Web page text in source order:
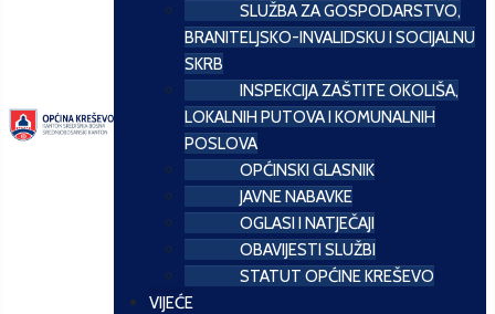
SLUŽBA ZA GOSPODARSTVO,
BRANITELJSKO-INVALIDSKU I SOCIJALNU
SKRB
INSPEKCIJA ZAŠTITE OKOLIŠA,
LOKALNIH PUTOVA I KOMUNALNIH
POSLOVA
OPĆINSKI GLASNIK
JAVNE NABAVKE
OGLASI I NATJEČAJI
OBAVIJESTI SLUŽBI
STATUT OPĆINE KREŠEVO
VIJEĆE